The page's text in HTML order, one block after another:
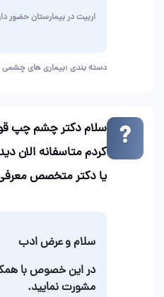
اربیت در بیمارستان حضور
دسته بندی :بیماری های چشمی
سلام دکتر چشم چپ
کردم متاسفانه الان
یا دکتر متخصص
سلام و عرض ادب
در این خصوص با
مشورت نمایید.